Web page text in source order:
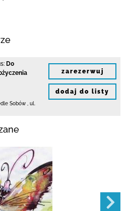
Do
Sobów
ul.
zarezerwuj
dodaj do listy